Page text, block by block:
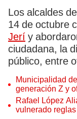
Los alcaldes de
14 de octubre
Jerí y
ciudadana, la
público, entre
Municipalidad
generación Z y
"El que la hace,
Rafael López
vulnerado